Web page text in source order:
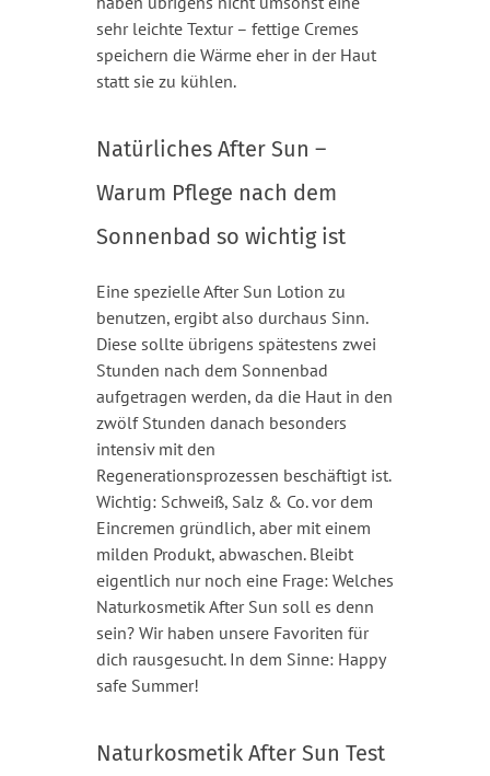
sehr leichte Textur – fettige Cremes
speichern die Wärme eher in der Haut
statt sie zu kühlen.
Natürliches After Sun –
Warum Pflege nach dem
Sonnenbad so wichtig ist
Eine spezielle After Sun Lotion zu
benutzen, ergibt also durchaus Sinn.
Diese sollte übrigens spätestens zwei
Stunden nach dem Sonnenbad
aufgetragen werden, da die Haut in den
zwölf Stunden danach besonders
intensiv mit den
Regenerationsprozessen beschäftigt ist.
Wichtig: Schweiß, Salz & Co. vor dem
Eincremen gründlich, aber mit einem
milden Produkt, abwaschen. Bleibt
eigentlich nur noch eine Frage: Welches
Naturkosmetik After Sun soll es denn
sein? Wir haben unsere Favoriten für
dich rausgesucht. In dem Sinne: Happy
safe Summer!
Naturkosmetik After Sun Test